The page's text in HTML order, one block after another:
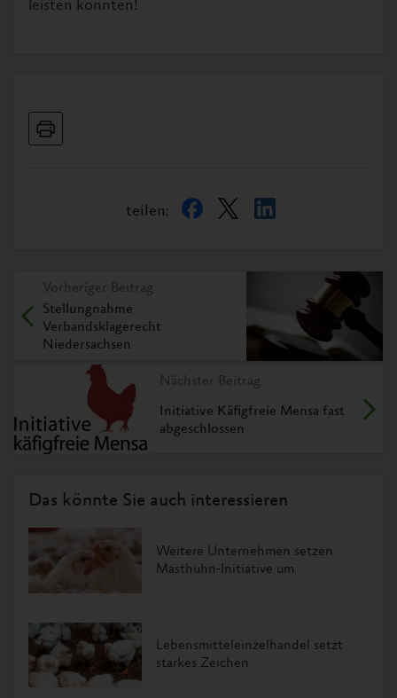
leisten konnten!
teilen:
Vorheriger Beitrag
Stellungnahme
Verbandsklagerecht
Niedersachsen
Nächster Beitrag
Initiative Käfigfreie Mensa fast
abgeschlossen
Das könnte Sie auch interessieren
Weitere Unternehmen setzen
Masthuhn-Initiative um
Lebensmitteleinzelhandel setzt
starkes Zeichen